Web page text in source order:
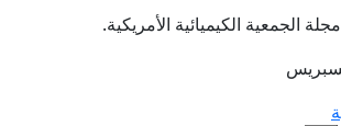
الجمعية الكيميائية الأمريكية.